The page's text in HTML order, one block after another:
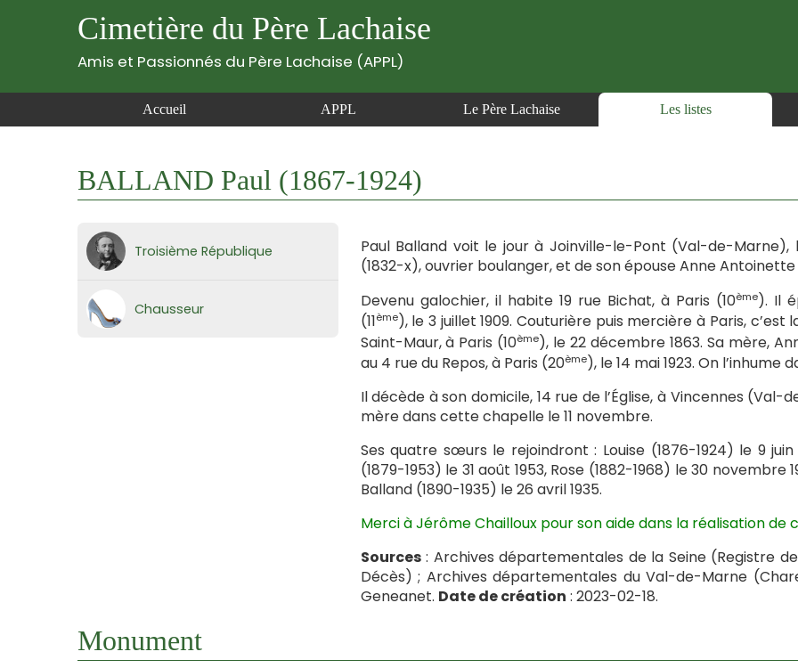
Cimetière du Père Lachaise
Amis et Passionnés du Père Lachaise (APPL)
Accueil APPL Le Père Lachaise Les listes
BALLAND Paul (1867-1924)
Troisième République
Chausseur
Paul Balland voit le jour à Joinville-le-Pont (Val-de-Marne),
(1832-x), ouvrier boulanger, et de son épouse Anne Antoinette
Devenu galochier, il habite 19 rue Bichat, à Paris (10ème). Il
(11ème), le 3 juillet 1909. Couturière puis mercière à Paris, c’est
Saint-Maur, à Paris (10ème), le 22 décembre 1863. Sa mère,
au 4 rue du Repos, à Paris (20ème), le 14 mai 1923. On
Il décède à son domicile, 14 rue de l’Église, à Vincennes
mère dans cette chapelle le 11 novembre.
Ses quatre sœurs le rejoindront : Louise (1876-1924) le 9 juin
(1879-1953) le 31 août 1953, Rose (1882-1968) le 30 novembre
Balland (1890-1935) le 26 avril 1935.
Merci à Jérôme Chailloux pour son aide dans la réalisation de
Sources: Archives départementales de la Seine (Registre
Décès) ; Archives départementales du Val-de-Marne
Geneanet. Date de création : 2023-02-18.
Monument